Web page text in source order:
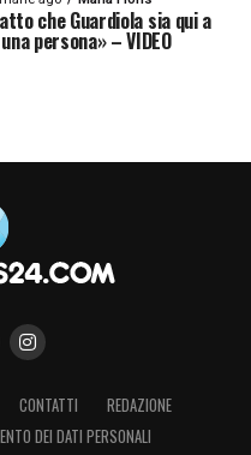
che Guardiola sia qui a
persona» – VIDEO
CONTATTI
REDAZIONE
DEI DATI PERSONALI